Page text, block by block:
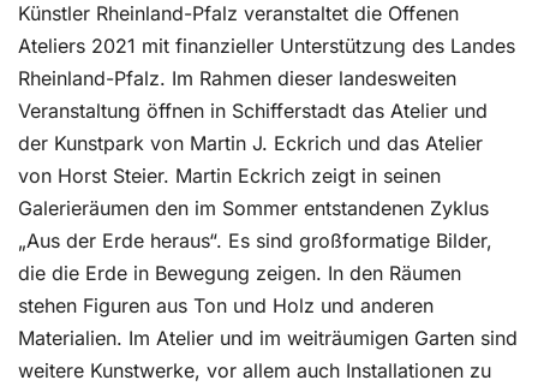
Künstler Rheinland-Pfalz veranstaltet die Offenen
Ateliers 2021 mit finanzieller Unterstützung des Landes
Rheinland-Pfalz. Im Rahmen dieser landesweiten
Veranstaltung öffnen in Schifferstadt das Atelier und
der Kunstpark von Martin J. Eckrich und das Atelier
von Horst Steier. Martin Eckrich zeigt in seinen
Galerieräumen den im Sommer entstandenen Zyklus
„Aus der Erde heraus“. Es sind großformatige Bilder,
die die Erde in Bewegung zeigen. In den Räumen
stehen Figuren aus Ton und Holz und anderen
Materialien. Im Atelier und im weiträumigen Garten sind
weitere Kunstwerke, vor allem auch Installationen zu